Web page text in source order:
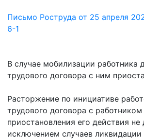
Письмо Роструда от 25 апреля
6-1
В случае мобилизации работника
трудового договора с ним
Расторжение по инициативе
трудового договора с
приостановления его действия не
исключением случаев ликвидации